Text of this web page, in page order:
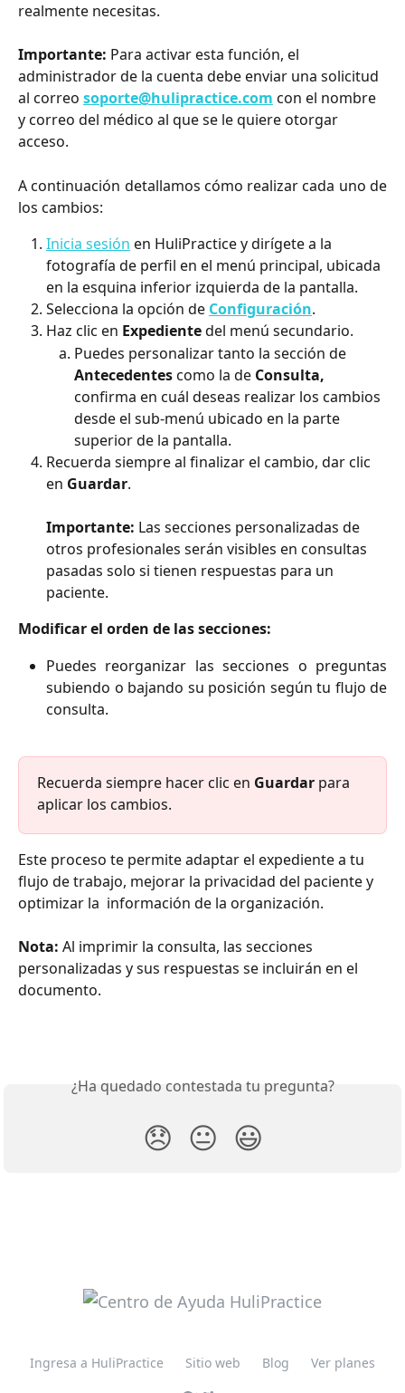
realmente necesitas.
Importante: Para activar esta función, el
administrador de la cuenta debe enviar una solicitud
al correo soporte@hulipractice.com con el nombre
y correo del médico al que se le quiere otorgar
acceso.
A continuación detallamos cómo realizar cada uno de
los cambios:
Inicia sesión en HuliPractice y dirígete a la
fotografía de perfil en el menú principal, ubicada
en la esquina inferior izquierda de la pantalla.
Selecciona la opción de Configuración.
Haz clic en Expediente del menú secundario.
Puedes personalizar tanto la sección de
Antecedentes como la de Consulta,
confirma en cuál deseas realizar los cambios
desde el sub-menú ubicado en la parte
superior de la pantalla.
Recuerda siempre al finalizar el cambio, dar clic
en Guardar.
Importante: Las secciones personalizadas de
otros profesionales serán visibles en consultas
pasadas solo si tienen respuestas para un
paciente.
Modificar el orden de las secciones:
Puedes reorganizar las secciones o preguntas
subiendo o bajando su posición según tu flujo de
consulta.
Recuerda siempre hacer clic en Guardar para
aplicar los cambios.
Este proceso te permite adaptar el expediente a tu
flujo de trabajo, mejorar la privacidad del paciente y
optimizar la  información de la organización.
Nota: Al imprimir la consulta, las secciones
personalizadas y sus respuestas se incluirán en el
documento.
¿Ha quedado contestada tu pregunta?
😞 😐 😃
Ingresa a HuliPractice Sitio web Blog Ver planes